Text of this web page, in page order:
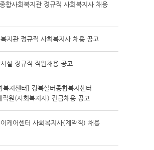
합사회복지관 정규직 사회복지사 채용
지관 정규직 사회복지사 채용 공고
설 정규직 직원채용 공고
복지센터] 강북실버종합복지센터
직원(사회복지사) 긴급채용 공고
케어센터 사회복지사(계약직) 채용